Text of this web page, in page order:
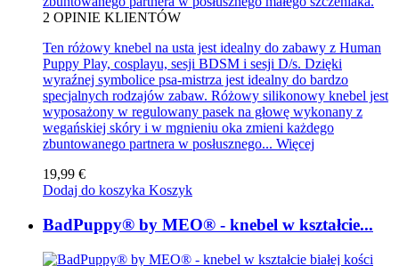
2 OPINIE KLIENTÓW
Ten różowy knebel na usta jest idealny do zabawy z Human
Puppy Play, cosplayu, sesji BDSM i sesji D/s. Dzięki
wyraźnej symbolice psa-mistrza jest idealny do bardzo
specjalnych rodzajów zabaw. Różowy silikonowy knebel jest
wyposażony w regulowany pasek na głowę wykonany z
wegańskiej skóry i w mgnieniu oka zmieni każdego
zbuntowanego partnera w posłusznego... Więcej
19,99 €
Dodaj do koszyka Koszyk
BadPuppy® by MEO® - knebel w kształcie...